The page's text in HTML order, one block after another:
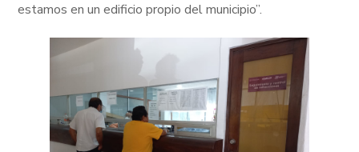
estamos en un edificio propio del municipio”.